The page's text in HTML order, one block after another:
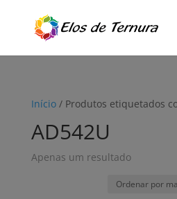
Início/ Produtos etiquetados
AD542U
Apenas um resultado